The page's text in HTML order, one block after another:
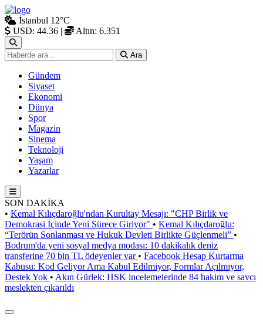
İstanbul 12°C
USD: 44.36 | Altın: 6.351
Ara
Gündem
Siyaset
Ekonomi
Dünya
Spor
Magazin
Sinema
Teknoloji
Yaşam
Yazarlar
SON DAKİKA
• Kemal Kılıçdaroğlu'ndan Kurultay Mesajı: "CHP Birlik ve
Demokrasi İçinde Yeni Sürece Giriyor" • Kemal Kılıçdaroğlu:
“Terörün Sonlanması ve Hukuk Devleti Birlikte Güçlenmeli” •
Bodrum'da yeni sosyal medya modası: 10 dakikalık deniz
transferine 70 bin TL ödeyenler var • Facebook Hesap Kurtarma
Kabusu: Kod Geliyor Ama Kabul Edilmiyor, Formlar Açılmıyor,
Destek Yok • Akın Gürlek: HSK incelemelerinde 84 hakim ve savcı
meslekten çıkarıldı